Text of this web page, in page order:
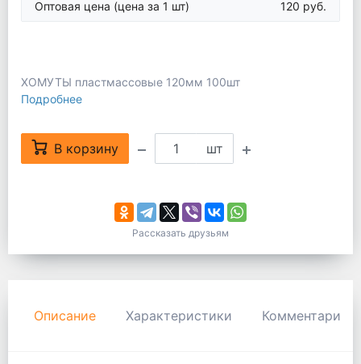
Оптовая цена (цена за 1 шт) 120 руб.
ХОМУТЫ пластмассовые 120мм 100шт
Подробнее
В корзину шт
Рассказать друзьям
Описание Характеристики Комментарии